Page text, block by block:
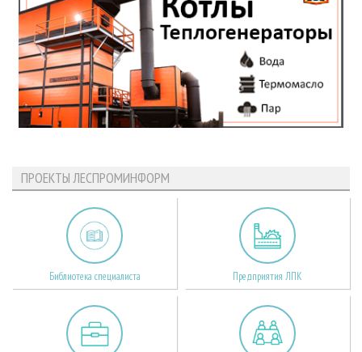
ПРОЕКТЫ ЛЕСПРОМИНФОРМ
Библиотека специалиста Предприятия ЛПК